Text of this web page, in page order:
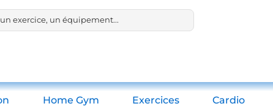
Home Gym Exercices Cardio